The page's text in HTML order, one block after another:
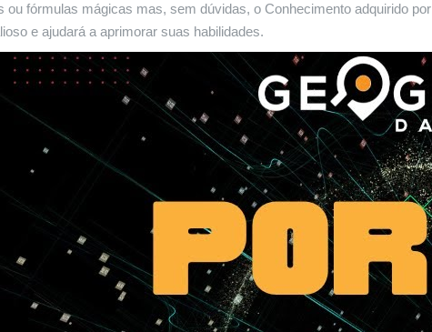
ou fórmulas mágicas mas, sem dúvidas, o Conhecimento adquirido por
e ajudará a aprimorar suas habilidades.